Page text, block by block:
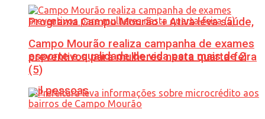
Programa Campo Mourão + Ativa leva saúde,
esporte e qualidade de vida para mais de 2
mil pessoas
Campo Mourão realiza campanha de exames
preventivos para mulheres nesta quarta-feira
(5)